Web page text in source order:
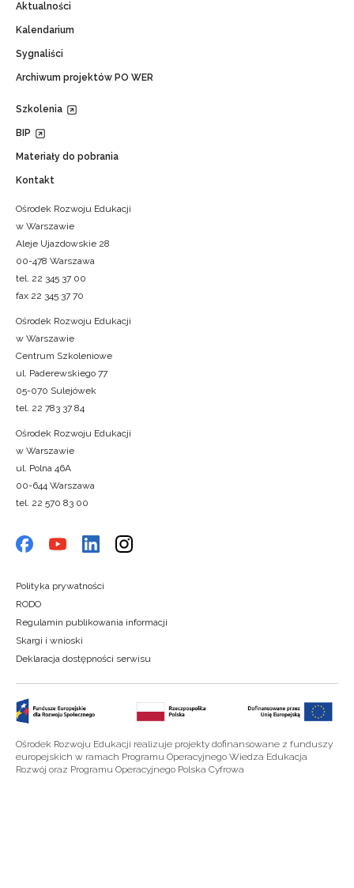
Aktualności
Kalendarium
Sygnaliści
Archiwum projektów PO WER
Szkolenia
BIP
Materiały do pobrania
Kontakt
Ośrodek Rozwoju Edukacji
w Warszawie
Aleje Ujazdowskie 28
00-478 Warszawa
tel. 22 345 37 00
fax 22 345 37 70
Ośrodek Rozwoju Edukacji
w Warszawie
Centrum Szkoleniowe
ul. Paderewskiego 77
05-070 Sulejówek
tel. 22 783 37 84
Ośrodek Rozwoju Edukacji
w Warszawie
ul. Polna 46A
00-644 Warszawa
tel. 22 570 83 00
Polityka prywatności
RODO
Regulamin publikowania informacji
Skargi i wnioski
Deklaracja dostępności serwisu
Ośrodek Rozwoju Edukacji realizuje projekty dofinansowane z funduszy
europejskich w ramach Programu Operacyjnego Wiedza Edukacja
Rozwój oraz Programu Operacyjnego Polska Cyfrowa